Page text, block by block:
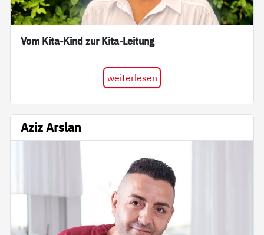
Vom Kita-Kind zur Kita-Leitung
weiterlesen
Aziz Arslan